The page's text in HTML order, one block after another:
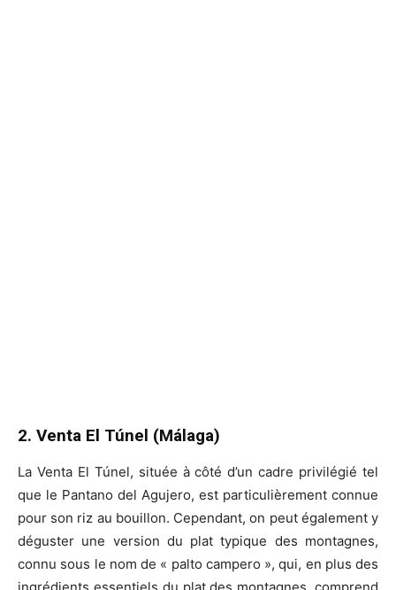
2. Venta El Túnel (Málaga)
La Venta El Túnel, située à côté d’un cadre privilégié tel
que le Pantano del Agujero, est particulièrement connue
pour son riz au bouillon. Cependant, on peut également y
déguster une version du plat typique des montagnes,
connu sous le nom de « palto campero », qui, en plus des